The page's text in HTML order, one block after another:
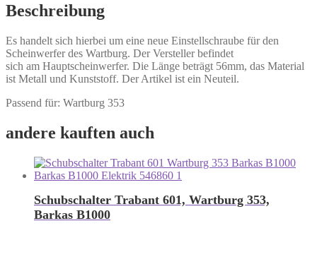
Beschreibung
Es handelt sich hierbei um eine neue Einstellschraube für den
Scheinwerfer des Wartburg. Der Versteller befindet
sich am Hauptscheinwerfer. Die Länge beträgt 56mm, das Material
ist Metall und Kunststoff. Der Artikel ist ein Neuteil.
Passend für: Wartburg 353
andere kauften auch
Schubschalter Trabant 601, Wartburg 353,
Barkas B1000